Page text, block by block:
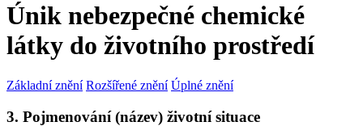
Únik nebezpečné chemické
látky do životního prostředí
Základní znění Rozšířené znění Úplné znění
3. Pojmenování (název) životní situace